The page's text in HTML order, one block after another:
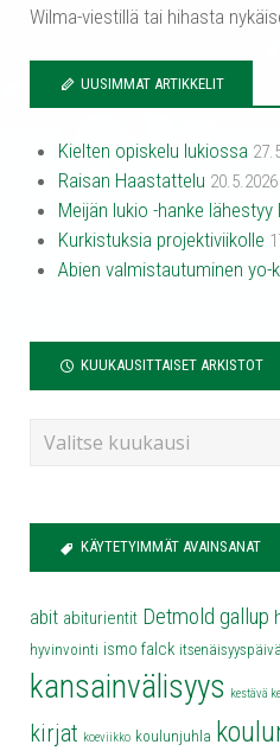
Wilma-viestillä tai hihasta
UUSIMMAT ARTIKKELIT
Kielten opiskelu lukiossa
Raisan Haastattelu 20.5.2026
Meijän lukio -hanke lähestyy
Kurkistuksia projektiviikolle
Abien valmistautuminen yo-
KUUKAUSITTAISET ARKISTOT
KÄYTETYIMMÄT AVAINSANAT
abit abiturientit Detmold gallup
hyvinvointi ismo falck itsenäisyyspäivä
kansainvälisyys kestävä
kirjat koeviikko koulunjuhla